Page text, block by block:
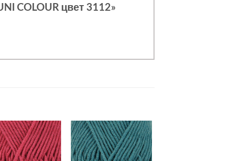
COLOUR цвет 3112»
Добавить в
избранное.
Добавить в
избранное.